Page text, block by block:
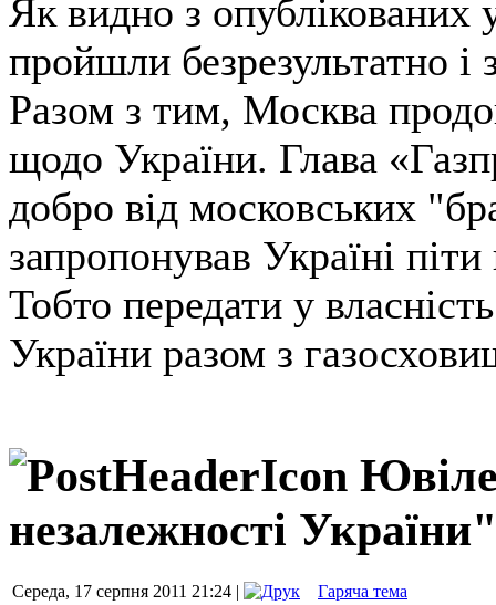
Як видно з опублікованих
пройшли безрезультатно і
Разом з тим, Москва
щодо України. Глава
добро від московських
запропонував Україні
Тобто передати у
України разом з
незалежності України"
Середа, 17 серпня 2011 21:24 | Гаряча тема